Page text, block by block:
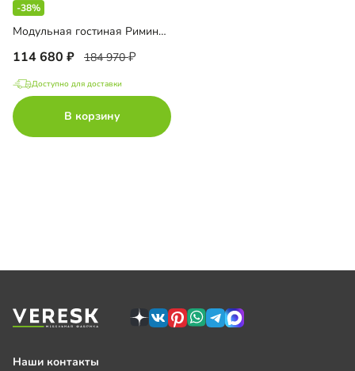
-38%
Модульная гостиная Римини-2
114 680 184 970
Доступно для доставки
В корзину
Наши контакты